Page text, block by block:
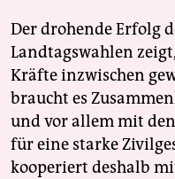
Der drohende Erfolg
Landtagswahlen
Kräfte inzwischen
braucht es
und vor allem mit
für eine starke
kooperiert deshalb